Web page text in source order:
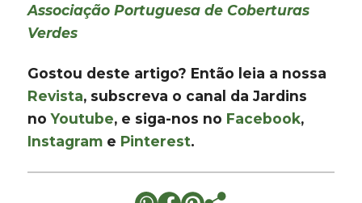
Associação Portuguesa de Coberturas
Verdes
Gostou deste artigo? Então leia a nossa
Revista, subscreva o canal da Jardins
noYoutube, e siga-nos no Facebook,
Instagram e Pinterest.